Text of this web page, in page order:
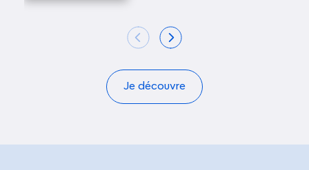
Je découvre